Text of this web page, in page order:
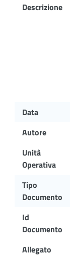
Descrizione
Data
Autore
Unità
Operativa
Tipo
Documento
Id
Documento
Allegato